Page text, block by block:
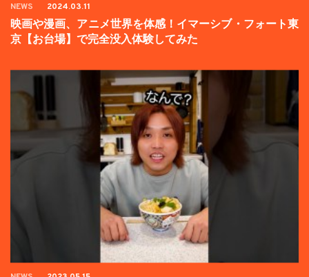
NEWS 2024.03.11
映画や漫画、アニメ世界を体感！イマーシブ・フォート東
京【お台場】で完全没入体験してみた